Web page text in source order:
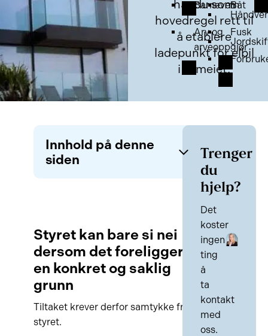
Barnevern
Arv og
arveoppgjør
Båt
Fusk
har du som
hovedregel rett til
å etablere
ladepunkt for elbil
i sameiet.
Innhold på denne
siden
Lovgrunnlaget
Krav om samtykke fra styret
Hvem skal betale?
Styret kan bare si nei
dersom det foreligger
en konkret og saklig
grunn
Tiltaket krever derfor samtykke fra
styret.
Trenger
du
hjelp?
Det
koster
ingen
ting
å
ta
kontakt
med
oss.